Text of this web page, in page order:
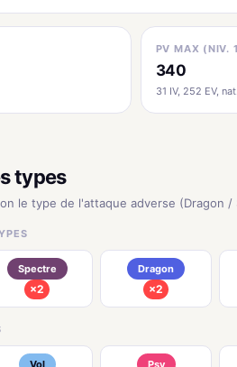
PV MAX (NIV.
340
31 IV, 252 EV,
types
le type de l'attaque adverse (Dragon /
Spectre
×2
Dragon
×2
Vol Psy